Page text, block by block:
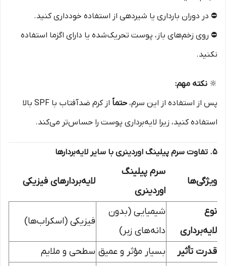
⛔ در دوران بارداری یا شیردهی از استفاده خودداری کنید.
⛔ روی زخم‌های باز، پوست تحریک‌شده یا دارای اگزما استفاده
نکنید.
🔆 نکته مهم:
پس از استفاده از این سرم،حتماً
از کرم ضدآفتاب با SPF بالا
استفاده کنید، زیرا لایه‌برداری پوست را حساس‌تر می‌کند.
۵. تفاوت سرم پیلینگ اوردینری با سایر لایه‌بردارها
ویژگی‌ها
سرم پیلینگ
اوردینری
لایه‌بردارهای فیزیکی
نوع
لایه‌برداری
شیمیایی (بدون
دانه‌های زبر)
فیزیکی (اسکراب‌ها)
قدرت تأثیر بسیار مؤثر و عمیق سطحی و ملایم